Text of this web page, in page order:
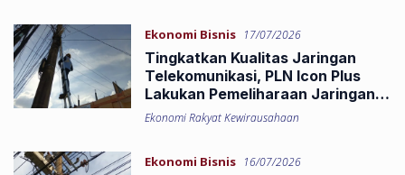
Ekonomi Bisnis 17/07/2026
Tingkatkan Kualitas Jaringan
Telekomunikasi, PLN Icon Plus
Lakukan Pemeliharaan Jaringan
Fiber Optik di Kota Dumai
Ekonomi Rakyat Kewirausahaan
Ekonomi Bisnis 16/07/2026